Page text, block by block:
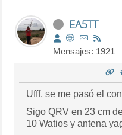
EA5TT
Mensajes: 1921
Ufff, se me pasó el
Sigo QRV en 23 cm
10 Watios y antena